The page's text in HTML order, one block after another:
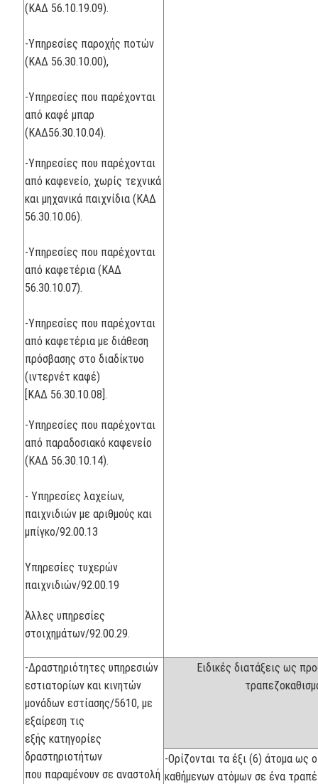
(ΚΑΔ 56.10.19.09).
-Υπηρεσίες παροχής ποτών
(ΚΑΔ 56.30.10.00),
-Υπηρεσίες που παρέχονται
από καφέ μπαρ
(ΚΑΔ56.30.10.04).
-Υπηρεσίες που παρέχονται
από καφενείο, χωρίς τεχνικά
και μηχανικά παιχνίδια (ΚΑΔ
56.30.10.06).
-Υπηρεσίες που παρέχονται
από καφετέρια (ΚΑΔ
56.30.10.07).
-Υπηρεσίες που παρέχονται
από καφετέρια με διάθεση
πρόσβασης στο διαδίκτυο
(ιντερνέτ καφέ)
[ΚΑΔ 56.30.10.08].
-Υπηρεσίες που παρέχονται
από παραδοσιακό καφενείο
(ΚΑΔ 56.30.10.14).
- Υπηρεσίες λαχείων,
παιχνιδιών με αριθμούς και
μπίγκο/92.00.13
Υπηρεσίες τυχερών
παιχνιδιών/92.00.19
Άλλες υπηρεσίες
στοιχημάτων/92.00.29.
-Δραστηριότητες υπηρεσιών
εστιατορίων και κινητών
μονάδων εστίασης/5610, με
εξαίρεση τις
εξής κατηγορίες
δραστηριοτήτων
που παραμένουν σε αναστολή
Ειδικές διατάξεις ως
-Ορίζονται τα έξι (6) άτομα ως
καθήμενων ατόμων σε ένα